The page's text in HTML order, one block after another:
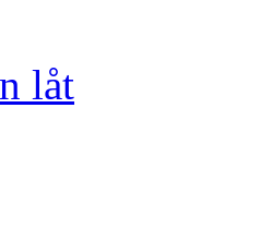
låt